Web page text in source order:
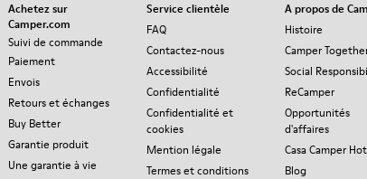
Achetez sur
Camper.com
Suivi de commande
Paiement
Envois
Retours et échanges
Buy Better
Garantie produit
Une garantie à vie
Service clientèle
FAQ
Contactez-nous
Accessibilité
Confidentialité
Confidentialité et
cookies
Mention légale
Termes et conditions
A propos de
Histoire
Camper
Social
ReCamper
Opportunités
d'affaires
Casa Camper
Blog